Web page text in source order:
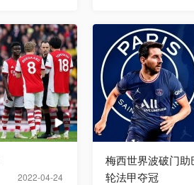
2022-04-24
梅西世界波破门
轮法甲夺冠